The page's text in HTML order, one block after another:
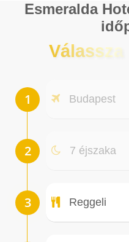
Esmeralda
Budapest
7 éjszaka
Reggeli